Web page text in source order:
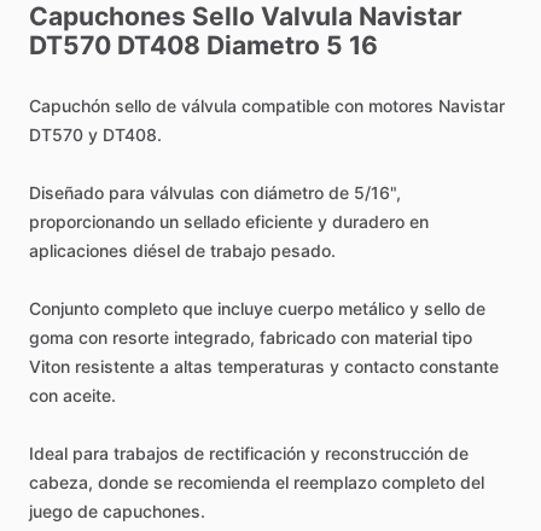
Capuchones Sello Valvula Navistar
DT570 DT408 Diametro 5 16
Capuchón sello de válvula compatible con motores Navistar
DT570 y DT408.
Diseñado para válvulas con diámetro de 5​/​16",
proporcionando un sellado eficiente y duradero en
aplicaciones diésel de trabajo pesado.
Conjunto completo que incluye cuerpo metálico y sello de
goma con resorte integrado, fabricado con material tipo
Viton resistente a altas temperaturas y contacto constante
con aceite.
Ideal para trabajos de rectificación y reconstrucción de
cabeza, donde se recomienda el reemplazo completo del
juego de capuchones.